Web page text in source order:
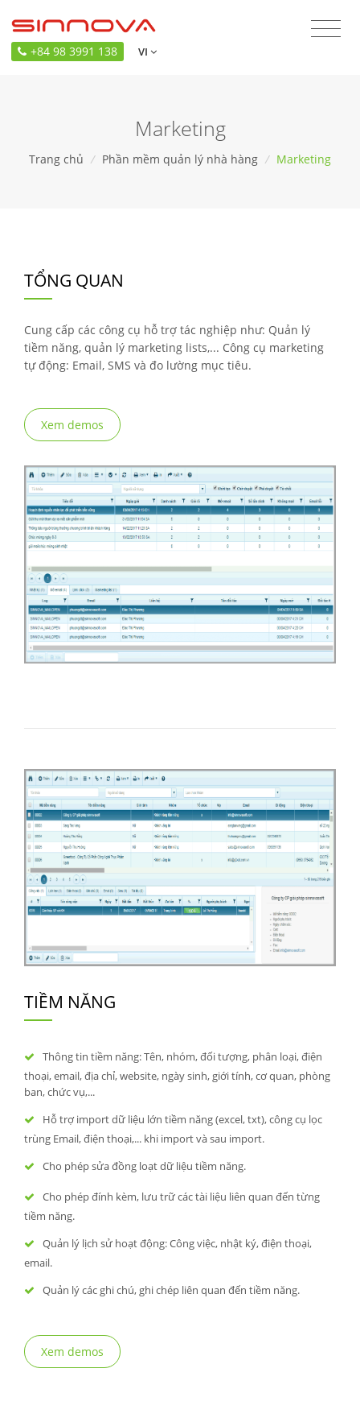
+84 98 3991 138 VI
Marketing
Trang chủ / Phần mềm quản lý nhà hàng / Marketing
TỔNG QUAN
Cung cấp các công cụ hỗ trợ tác nghiệp như: Quản lý
tiềm năng, quản lý marketing lists,... Công cụ marketing
tự động: Email, SMS và đo lường mục tiêu.
Xem demos
TIỀM NĂNG
Thông tin tiềm năng: Tên, nhóm, đối tượng, phân loại, điện
thoại, email, địa chỉ, website, ngày sinh, giới tính, cơ quan, phòng
ban, chức vụ,...
Hỗ trợ import dữ liệu lớn tiềm năng (excel, txt), công cụ lọc
trùng Email, điện thoại,... khi import và sau import.
Cho phép sửa đồng loạt dữ liệu tiềm năng.
Cho phép đính kèm, lưu trữ các tài liệu liên quan đến từng
tiềm năng.
Quản lý lịch sử hoạt động: Công việc, nhật ký, điện thoại,
email.
Quản lý các ghi chú, ghi chép liên quan đến tiềm năng.
Xem demos